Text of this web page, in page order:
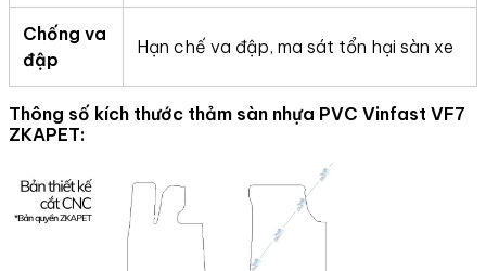
Chống va
đập
Hạn chế va đập, ma sát tổn hại sàn xe
Thông số kích thước thảm sàn nhựa PVC Vinfast VF7
ZKAPET: